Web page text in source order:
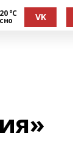
°С VK